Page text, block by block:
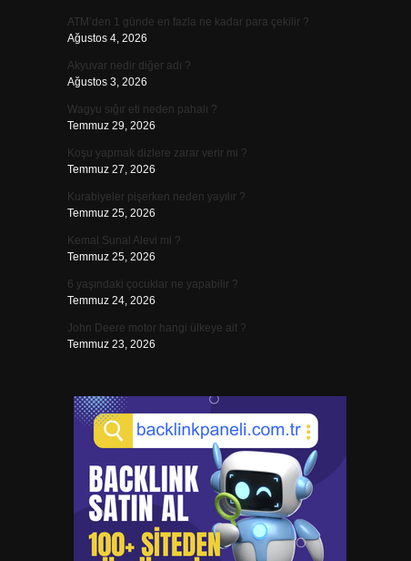
ATM’den 1 günde en fazla ne kadar para çekilir ?
Ağustos 4, 2026
Akyuvar nedir diğer adı ?
Ağustos 3, 2026
Wagyu sığır eti neden pahalı ?
Temmuz 29, 2026
Koşu yapmak dizlere zarar verir mi ?
Temmuz 27, 2026
Kurabiyeler pişerken neden yayılır ?
Temmuz 25, 2026
Kemal Sunal Alevi mi ?
Temmuz 25, 2026
6 yaşındaki çocuklar ne yapabilir ?
Temmuz 24, 2026
John Deere motor hangi ülkeye ait ?
Temmuz 23, 2026